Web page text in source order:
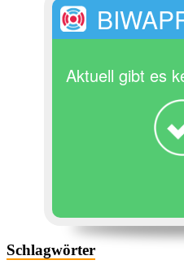
Aktuell gibt es
Schlagwörter